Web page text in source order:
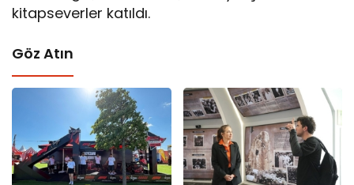
kitapseverler katıldı.
Göz Atın